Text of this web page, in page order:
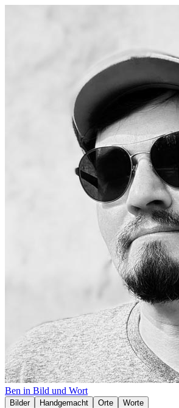
Ben in Bild und Wort
Bilder Handgemacht Orte Worte